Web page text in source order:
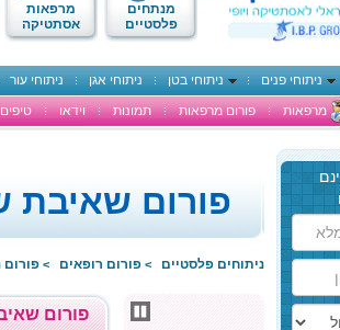
מנתחים
פלסטיים
מרפאות
אסתטיקה
ניתוחי פנים ניתוחי בטן ניתוחי אגן ניתוחי עור
מרפאות פורום מרפאות תמונות וידאו טיפים
פורום שאיבת
ניתוחים פלסטיים > פורום רופאים > פורום
פורום